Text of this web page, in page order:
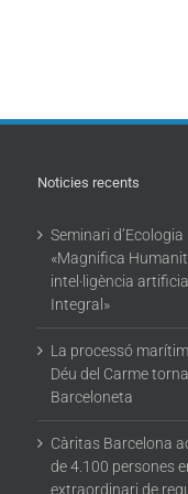
Noticies recents
Seminari
«Magnifica
intel·ligència
Integral»
La processó
Déu del Carme
Barceloneta
Càritas Barcelona
de 4.100 persones
extraordinari de